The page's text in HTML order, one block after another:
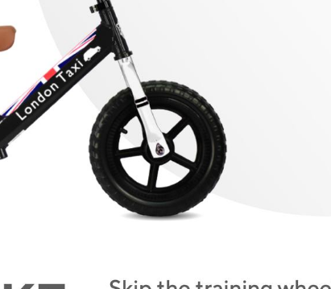
Enjoy your riding with us and Happy Shopping!
@londontaxibikeid
@londontaxikids